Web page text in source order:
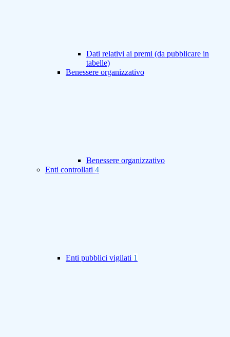
Dati relativi ai premi (da pubblicare in
tabelle)
Benessere organizzativo
Benessere organizzativo
Enti controllati 4
Enti pubblici vigilati 1